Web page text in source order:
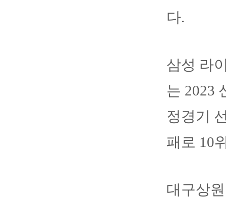
다.
삼성 라
는 2023
정경기
패로 10
대구상